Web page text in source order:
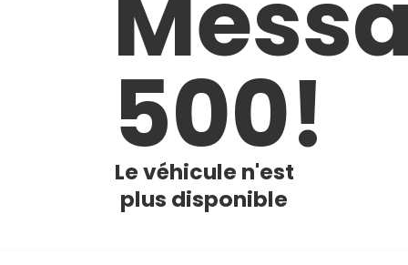
500!
Le véhicule n'est
plus disponible